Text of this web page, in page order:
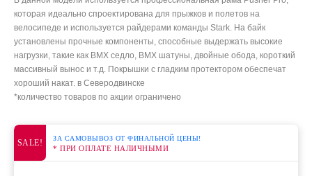
которая идеально спроектирована для прыжков и полетов на
велосипеде и используется райдерами команды Stark. На байк
установлены прочные компоненты, способные выдержать высокие
нагрузки, такие как BMX седло, BMX шатуны, двойные обода, короткий
массивный вынос и т.д. Покрышки с гладким протектором обеспечат
хороший накат. в Северодвинске
*количество товаров по акции ограничено
SALE! ЗА САМОВЫВОЗ ОТ ФИНАЛЬНОЙ ЦЕНЫ!
* ПРИ ОПЛАТЕ НАЛИЧНЫМИ